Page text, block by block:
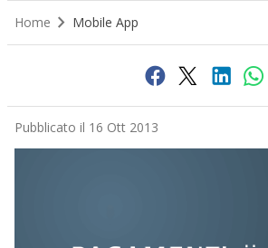
Home Mobile App
Pubblicato il 16 Ott 2013